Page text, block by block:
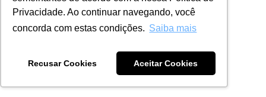
Privacidade. Ao continuar navegando, você
concorda com estas condições. Saiba mais
Recusar Cookies Aceitar Cookies